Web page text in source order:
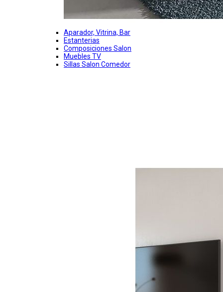
Aparador, Vitrina, Bar
Estanterias
Composiciones Salon
Muebles TV
Sillas Salon Comedor